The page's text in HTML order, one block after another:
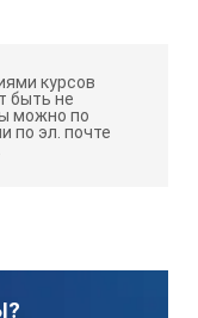
ПК;
курсов
быть не
можно по
по эл. почте